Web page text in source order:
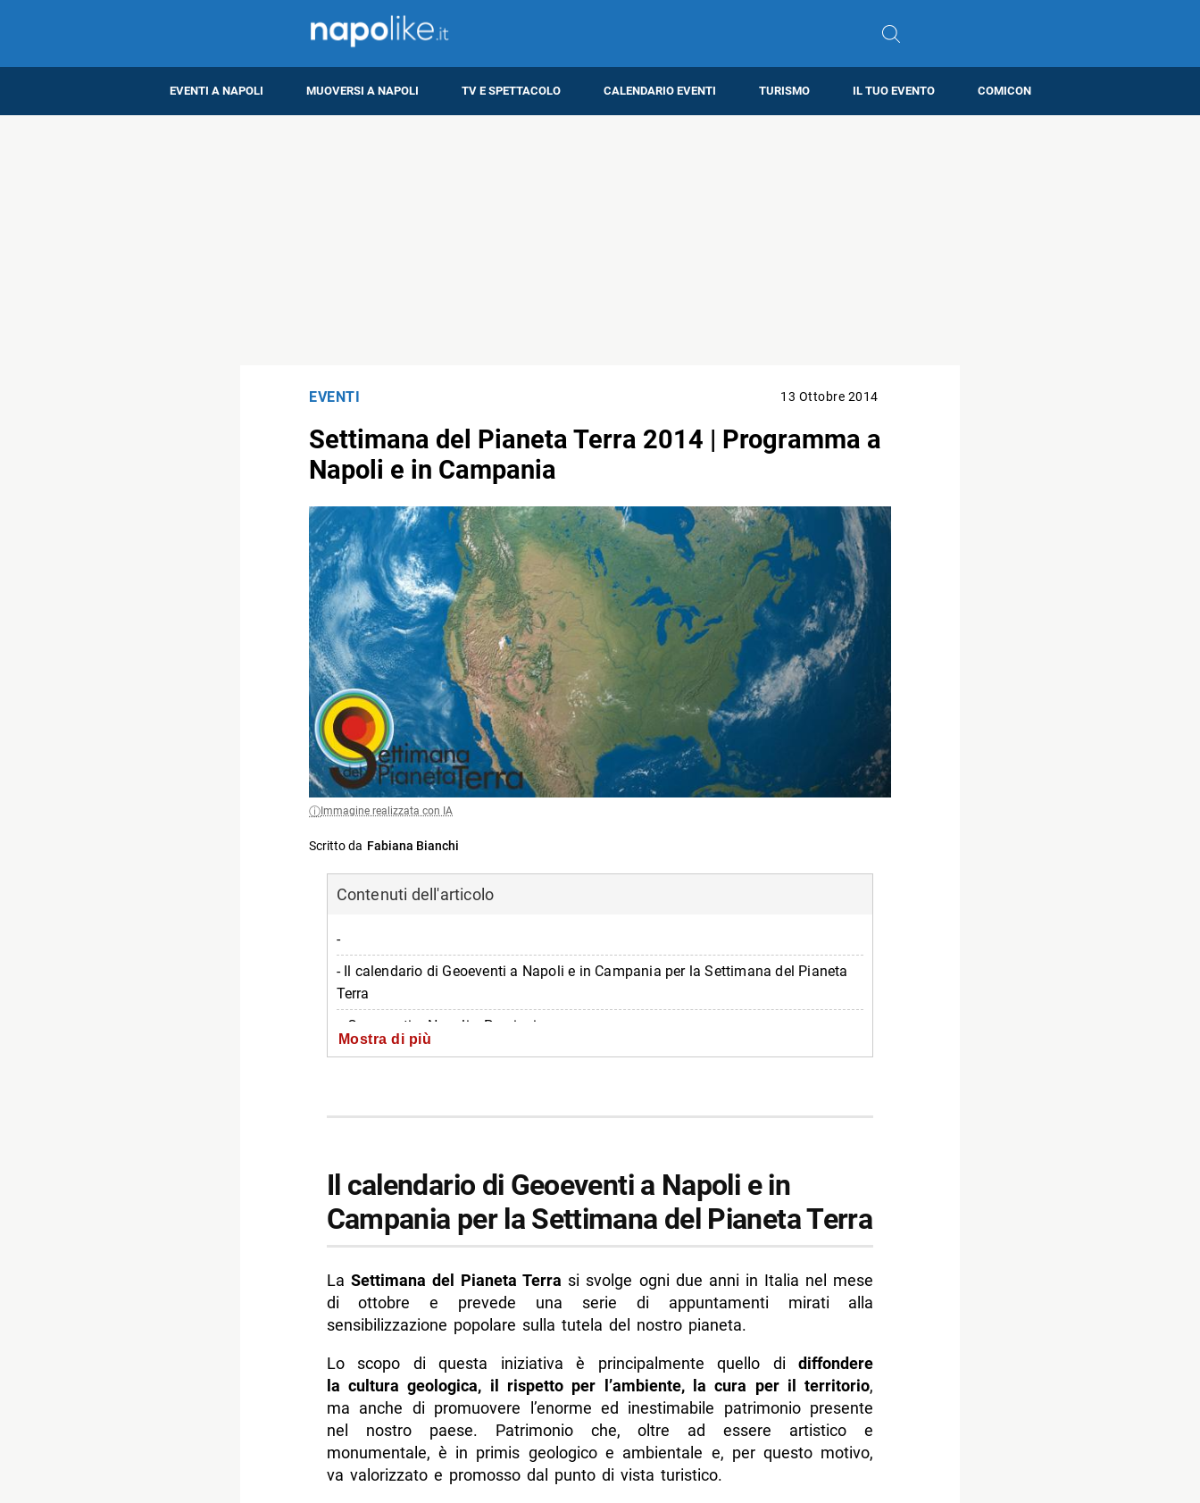
EVENTI A NAPOLI MUOVERSI A NAPOLI TV E SPETTACOLO CALENDARIO EVENTI TURISMO IL TUO EVENTO COMICON
EVENTI 13 Ottobre 2014
Settimana del Pianeta Terra 2014 | Programma a
Napoli e in Campania
Immagine realizzata con IA
Scritto da Fabiana Bianchi
Contenuti dell'articolo
-
- Il calendario di Geoeventi a Napoli e in Campania per la Settimana del Pianeta
Terra
-- Geoeventi a Napoli e Provincia
-- Geoventi in Campania
Mostra di più
Il calendario di Geoeventi a Napoli e in
Campania per la Settimana del Pianeta Terra
La Settimana del Pianeta Terra si svolge ogni due anni in Italia nel mese
di ottobre e prevede una serie di appuntamenti mirati alla
sensibilizzazione popolare sulla tutela del nostro pianeta.
Lo scopo di questa iniziativa è principalmente quello didiffondere
la cultura geologica, il rispetto per l’ambiente, la cura per il territorio,
ma anche di promuovere l’enorme ed inestimabile patrimonio presente
nel nostro paese. Patrimonio che, oltre ad essere artistico e
monumentale, è in primis geologico e ambientale e, per questo motivo,
va valorizzato e promosso dal punto di vista turistico.